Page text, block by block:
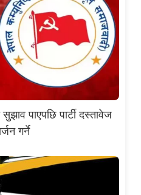
पाएपछि पार्टी दस्तावेज
गर्ने